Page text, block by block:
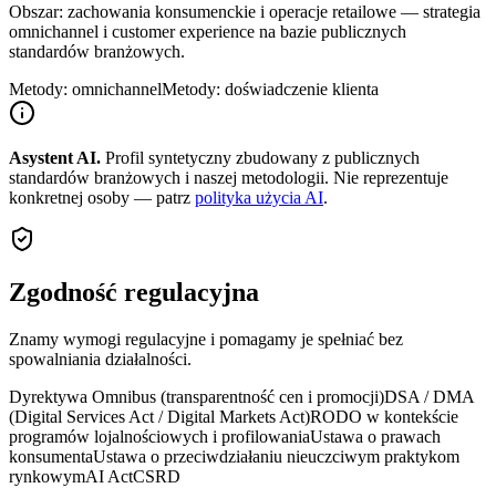
Obszar: zachowania konsumenckie i operacje retailowe — strategia
omnichannel i customer experience na bazie publicznych
standardów branżowych.
Metody: omnichannelMetody: doświadczenie klienta
Asystent AI. Profil syntetyczny zbudowany z publicznych
standardów branżowych i naszej metodologii. Nie reprezentuje
konkretnej osoby — patrz polityka użycia AI.
Zgodność regulacyjna
Znamy wymogi regulacyjne i pomagamy je spełniać bez
spowalniania działalności.
Dyrektywa Omnibus (transparentność cen i promocji)DSA / DMA
(Digital Services Act / Digital Markets Act)RODO w kontekście
programów lojalnościowych i profilowaniaUstawa o prawach
konsumentaUstawa o przeciwdziałaniu nieuczciwym praktykom
rynkowymAI ActCSRD